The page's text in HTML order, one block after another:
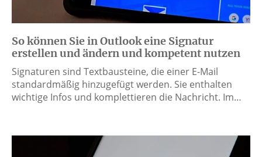
So können Sie in Outlook eine Signatur
erstellen und ändern und kompetent nutzen
Signaturen sind Textbausteine, die einer E-Mail
standardmäßig hinzugefügt werden. Sie enthalten
wichtige Infos und komplettieren die Nachricht. Im…